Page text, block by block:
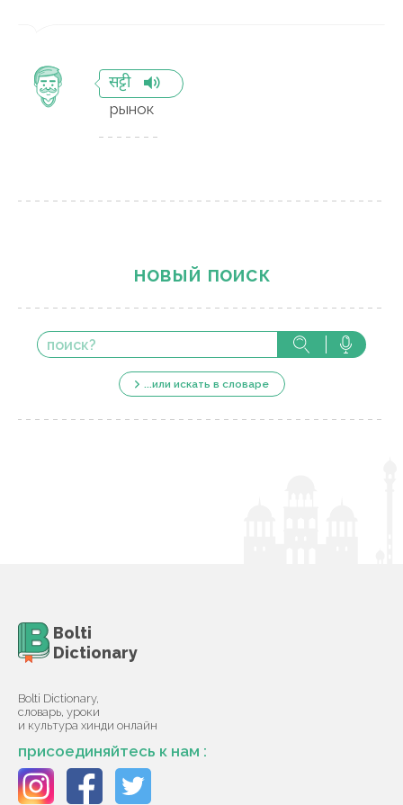
सट्टी
рынок
новый поиск
...или искать в словаре
Bolti
Dictionary
Bolti Dictionary,
словарь, уроки
и культура хинди онлайн
присоединяйтесь к нам :